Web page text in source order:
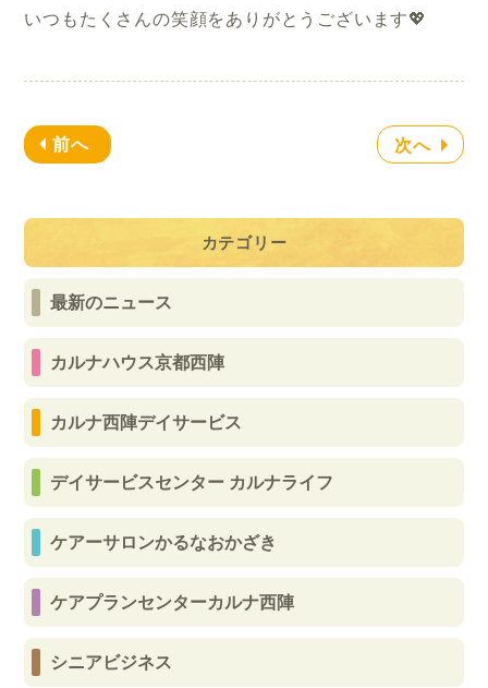
カテゴリー
最新のニュース
カルナハウス京都西陣
カルナ西陣デイサービス
デイサービスセンター カルナライフ
ケアーサロンかるなおかざき
ケアプランセンターカルナ西陣
シニアビジネス
いつもたくさんの笑顔をありがとうございます💖
前へ 次へ